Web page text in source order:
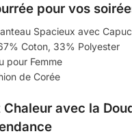
pour vos
Spacieux avec
Coton, 33% Polyester
pour Femme
de Corée
Chaleur avec la